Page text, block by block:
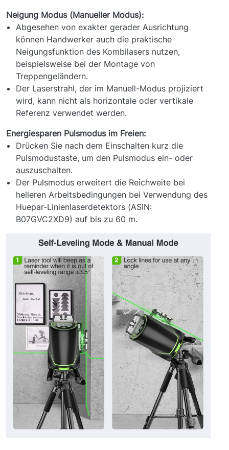
Neigung Modus (Manueller Modus):
Abgesehen von exakter gerader Ausrichtung
können Handwerker auch die praktische
Neigungsfunktion des Kombilasers nutzen,
beispielsweise bei der Montage von
Treppengeländern.
Der Laserstrahl, der im Manuell-Modus projiziert
wird, kann nicht als horizontale oder vertikale
Referenz verwendet werden.
Energiesparen Pulsmodus im Freien:
Drücken Sie nach dem Einschalten kurz die
Pulsmodustaste, um den Pulsmodus ein- oder
auszuschalten.
Der Pulsmodus erweitert die Reichweite bei
helleren Arbeitsbedingungen bei Verwendung des
Huepar-Linienlaserdetektors (ASIN:
B07GVC2XD9) auf bis zu 60 m.